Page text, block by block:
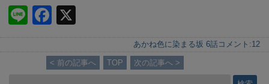
Li
n
e
F
a
c
e
あかね色に染まる坂 6話 コメント:12
< 前の記事へ TOP 次の記事へ >